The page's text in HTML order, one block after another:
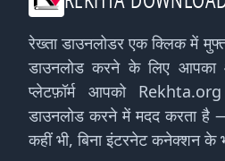
रेख्ता डाउनलोडर एक क्लिक में
डाउनलोड करने के लिए आपका
प्लेटफ़ॉर्म आपको
डाउनलोड करने में मदद करता है
कहीं भी, बिना इंटरनेट कनेक्शन के